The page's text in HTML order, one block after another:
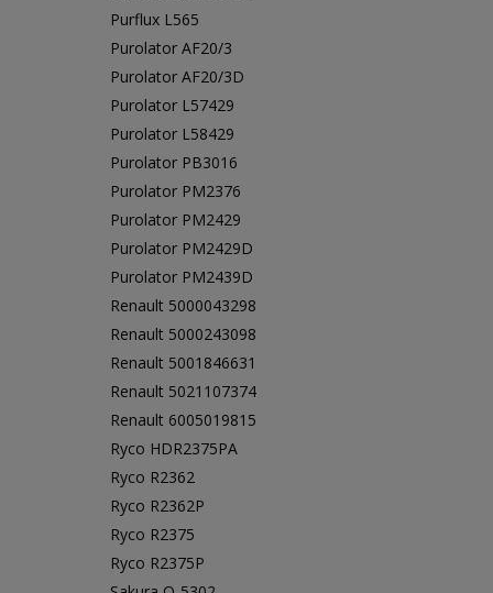
Purflux L565
Purolator AF20/3
Purolator AF20/3D
Purolator L57429
Purolator L58429
Purolator PB3016
Purolator PM2376
Purolator PM2429
Purolator PM2429D
Purolator PM2439D
Renault 5000043298
Renault 5000243098
Renault 5001846631
Renault 5021107374
Renault 6005019815
Ryco HDR2375PA
Ryco R2362
Ryco R2362P
Ryco R2375
Ryco R2375P